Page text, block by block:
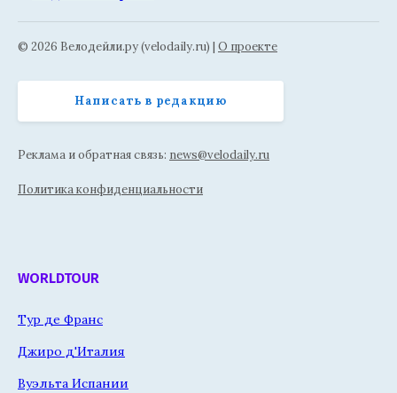
© 2026 Велодейли.ру (velodaily.ru) | О проекте
Написать в редакцию
Реклама и обратная связь: news@velodaily.ru
Политика конфиденциальности
WORLDTOUR
Тур де Франс
Джиро д'Италия
Вуэльта Испании